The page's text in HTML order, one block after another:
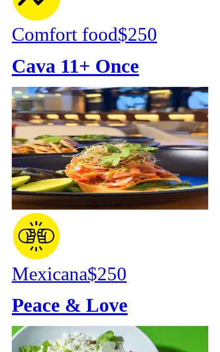
Comfort food$250
Cava 11+ Once
Mexicana$250
Peace & Love